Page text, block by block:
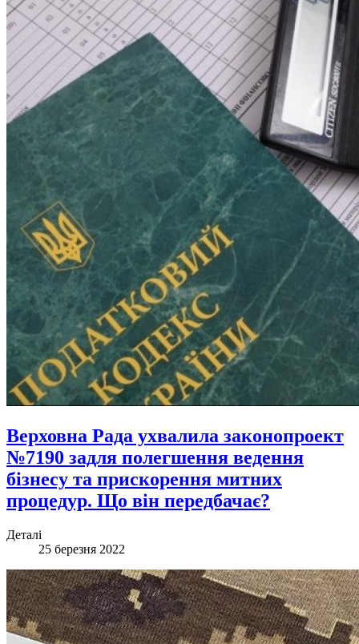
Верховна Рада ухвалила законопроект
№7190 задля полегшення ведення
бізнесу та прискорення митних
процедур. Що він передбачає?
Деталі
25 березня 2022